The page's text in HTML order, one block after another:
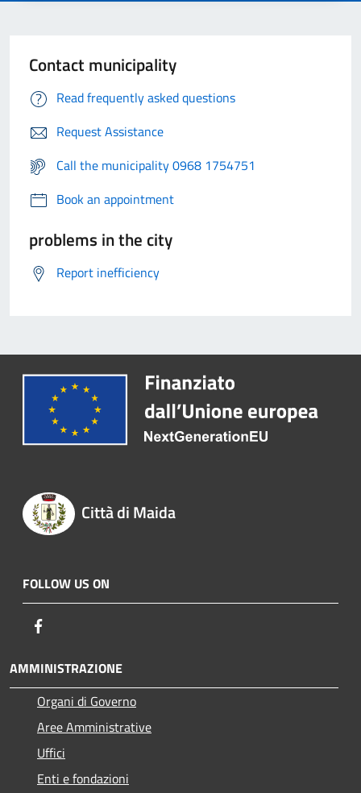
Contact municipality
Read frequently asked questions
Request Assistance
Call the municipality 0968 1754751
Book an appointment
problems in the city
Report inefficiency
Città di Maida
FOLLOW US ON
AMMINISTRAZIONE
Organi di Governo
Aree Amministrative
Uffici
Enti e fondazioni